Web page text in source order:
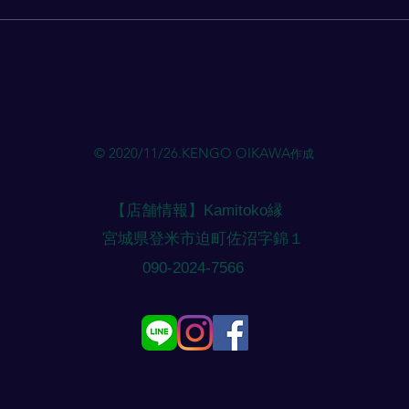
には 前日 までの予約になりま
ぐ対応できない場合 があ
© 2020/11/26.KENGO OIKAWA作成
【店舗情報】Kamitoko縁
​宮城県登米市迫町佐沼字錦１
​090-2024-7566